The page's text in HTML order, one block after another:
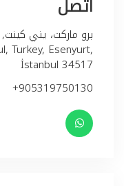
İstanbul 34517
+905319750130